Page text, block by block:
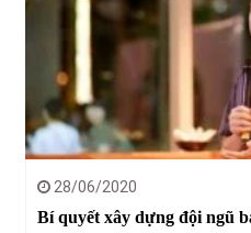
28/06/2020
Bí quyết xây dựng đội ngũ